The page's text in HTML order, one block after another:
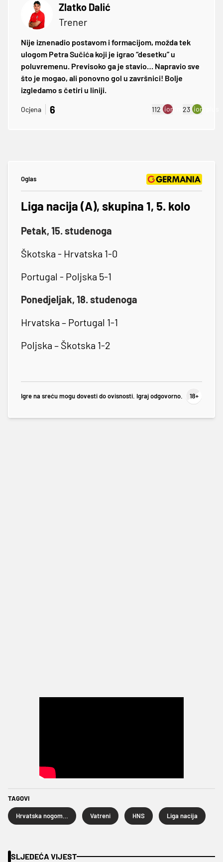
Zlatko Dalić
Trener
Nije iznenadio postavom i formacijom, možda tek
ulogom Petra Sučića koji je igrao “desetku” u
poluvremenu. Previsoko ga je stavio… Napravio sve
što je mogao, ali ponovno gol u završnici! Bolje
izgledamo s četiri u liniji.
Ocjena 6 112 ion:minus
23 ion:plus
Oglas
Liga nacija (A), skupina 1, 5. kolo
Petak, 15. studenoga
Škotska - Hrvatska 1-0
Portugal - Poljska 5-1
Ponedjeljak, 18. studenoga
Hrvatska – Portugal 1-1
Poljska – Škotska 1-2
Igre na sreću mogu dovesti do ovisnosti. Igraj odgovorno.
TAGOVI
Vatreni HNS Liga nacija
SLJEDEĆA VIJEST